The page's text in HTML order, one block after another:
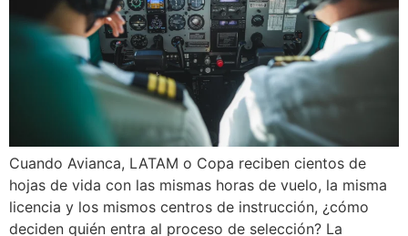
Cuando Avianca, LATAM o Copa reciben cientos de
hojas de vida con las mismas horas de vuelo, la misma
licencia y los mismos centros de instrucción, ¿cómo
deciden quién entra al proceso de selección? La